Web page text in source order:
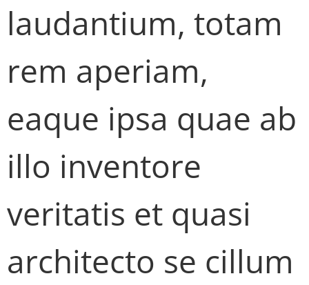
laudantium, totam
rem aperiam,
eaque ipsa quae ab
illo inventore
veritatis et quasi
architecto se cillum